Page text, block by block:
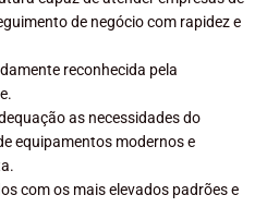
de negócio com rapidez e
reconhecida pela
as necessidades do
equipamentos modernos e
com os mais elevados padrões e